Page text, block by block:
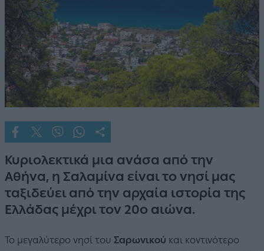
Κυριολεκτικά μια ανάσα από την
Αθήνα, η Σαλαμίνα είναι το νησί μας
ταξιδεύει από την αρχαία ιστορία της
Ελλάδας μέχρι τον 20ο αιώνα.
Το μεγαλύτερο νησί του Σαρωνικού και κοντινότερο